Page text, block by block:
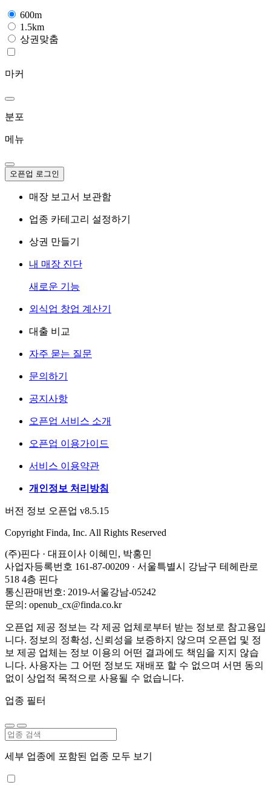
600m
1.5km
상권맞춤
마커
분포
메뉴
오픈업 로그인
매장 보고서 보관함
업종 카테고리 설정하기
상권 만들기
내 매장 진단
새로운 기능
외식업 창업 계산기
대출 비교
자주 묻는 질문
문의하기
공지사항
오픈업 서비스 소개
오픈업 이용가이드
서비스 이용약관
개인정보 처리방침
버전 정보 오픈업 v8.5.15
Copyright Finda, Inc. All Rights Reserved
(주)핀다 · 대표이사 이혜민, 박홍민
사업자등록번호 161-87-00209 · 서울특별시 강남구 테헤란로
518 4층 핀다
통신판매번호: 2019-서울강남-05242
문의: openub_cx@finda.co.kr
오픈업 제공 정보는 각 제공 업체로부터 받는 정보로 참고용입
니다. 정보의 정확성, 신뢰성을 보증하지 않으며 오픈업 및 정
보 제공 업체는 정보 이용의 어떤 결과에도 책임을 지지 않습
니다. 사용자는 그 어떤 정보도 재배포 할 수 없으며 서면 동의
없이 상업적 목적으로 사용될 수 없습니다.
업종 필터
세부 업종에 포함된 업종 모두 보기